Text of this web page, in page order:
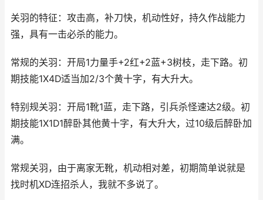
关羽的特征：攻击高，补刀快，机动性好，持久作战能力
强，具有一击必杀的能力。
常规的关羽：开局1力量手+2红+2蓝+3树枝，走下路。初
期技能1X4D适当加2/3个黄十字，有大升大。
特别规关羽：开局1靴1蓝，走下路，引兵杀怪速达2级。初
期技能1X1D1醉卧其他黄十字，有大升大，过10级后醉卧加
满。
常规关羽，由于离家无靴，机动相对差，初期简单说就是
找时机XD连招杀人，我就不多说了。